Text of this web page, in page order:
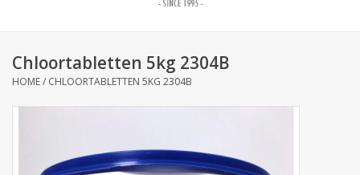
Koffiekoekjes
Dranken
Chloortabletten 5kg 2304B
HOME/ CHLOORTABLETTEN 5KG 2304B